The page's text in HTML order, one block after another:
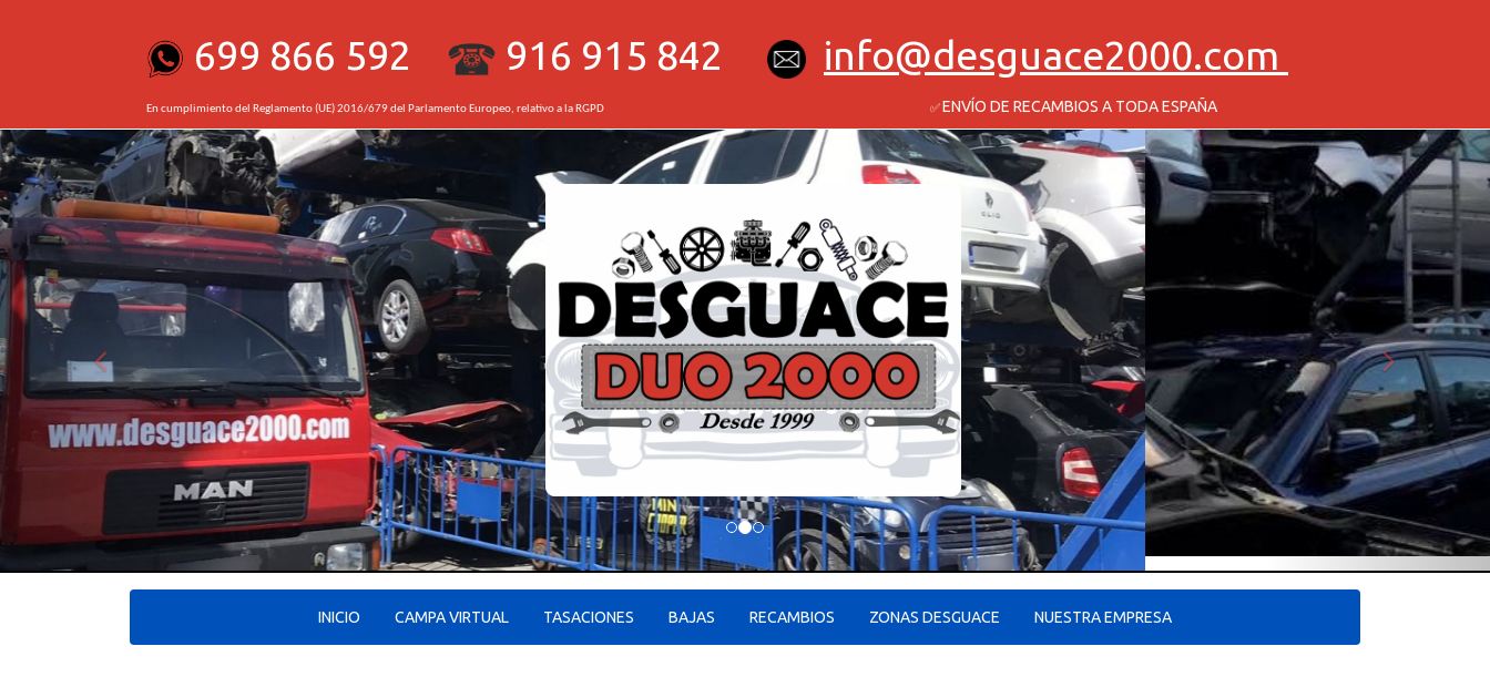
699 866 592 916 915 842 info desguace2000.com
En cumplimiento del Reglamento (UE) 2016/679 del Parlamento Europeo, relativo a la RGPD ✅ENVÍO DE RECAMBIOS A TODA ESPAÑA
prev next
INICIO CAMPA VIRTUAL TASACIONES BAJAS RECAMBIOS ZONAS DESGUACE NUESTRA EMPRESA